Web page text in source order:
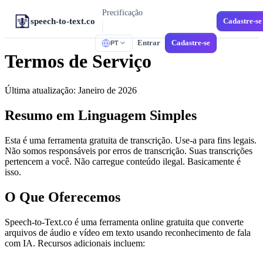
speech-to-text.co
Precificação
PT Entrar Cadastre-se
Cadastre-se
M4A para Texto
MP3 para Texto
Legendas para Vídeos
MP4 para Texto
Vídeo para Texto
WAV para Texto
Áudio sem Perdas
Transcrição em Espanhol
Espanhol Multidialetal
Termos de Serviço
Última atualização: Janeiro de 2026
Resumo em Linguagem Simples
Esta é uma ferramenta gratuita de transcrição. Use-a para fins legais.
Não somos responsáveis por erros de transcrição. Suas transcrições
pertencem a você. Não carregue conteúdo ilegal. Basicamente é
isso.
O Que Oferecemos
Speech-to-Text.co é uma ferramenta online gratuita que converte
arquivos de áudio e vídeo em texto usando reconhecimento de fala
com IA. Recursos adicionais incluem: